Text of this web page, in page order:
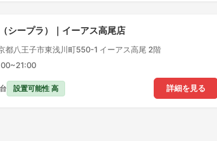
シープラ）｜イーアス高尾店
都八王子市東浅川町550-1 イーアス高尾 2階
詳細を見る
設置可能性 高